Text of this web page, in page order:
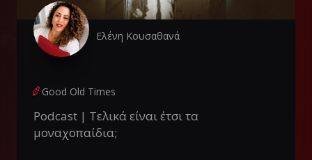
Ελένη Κουσαθανά
Good Old Times
Podcast | Τελικά είναι έτσι τα
μοναχοπαίδια;